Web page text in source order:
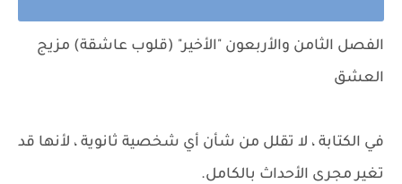
الفصل الثامن والأربعون "الأخير" (قلوب عاشقة) مزيج
العشق
في الكتابة ، لا تقلل من شأن أي شخصية ثانوية ، لأنها قد
تغير مجرى الأحداث بالكامل.